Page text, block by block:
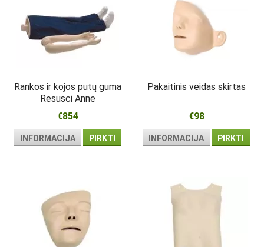
Rankos ir kojos putų guma
Resusci Anne
€854
INFORMACIJA PIRKTI
Pakaitinis veidas skirtas
€98
INFORMACIJA PIRKTI